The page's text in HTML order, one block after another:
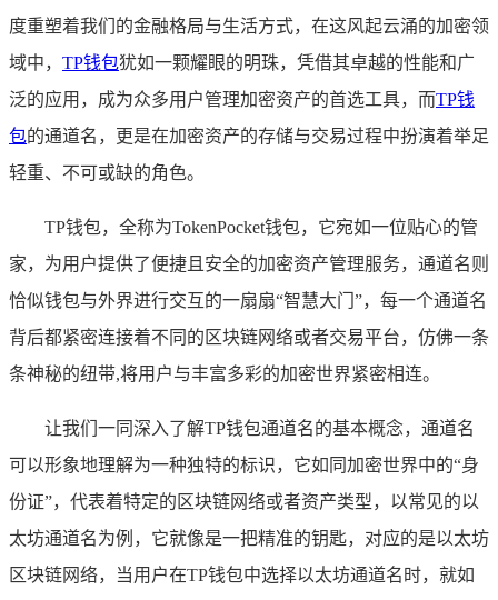
度重塑着我们的金融格局与生活方式，在这风起云涌的加密领
域中， TP钱包犹如一颗耀眼的明珠，凭借其卓越的性能和广
泛的应用，成为众多用户管理加密资产的首选工具，而TP钱
包的通道名，更是在加密资产的存储与交易过程中扮演着举足
轻重、不可或缺的角色。
TP钱包，全称为TokenPocket钱包，它宛如一位贴心的管
家，为用户提供了便捷且安全的加密资产管理服务，通道名则
恰似钱包与外界进行交互的一扇扇“智慧大门”，每一个通道名
背后都紧密连接着不同的区块链网络或者交易平台，仿佛一条
条神秘的纽带,将用户与丰富多彩的加密世界紧密相连。
让我们一同深入了解TP钱包通道名的基本概念，通道名
可以形象地理解为一种独特的标识，它如同加密世界中的“身
份证”，代表着特定的区块链网络或者资产类型，以常见的以
太坊通道名为例，它就像是一把精准的钥匙，对应的是以太坊
区块链网络，当用户在TP钱包中选择以太坊通道名时，就如